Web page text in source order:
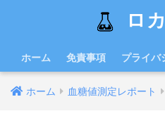
ロ
ホーム 免責事項 プライバ
ホーム 血糖値測定レポート